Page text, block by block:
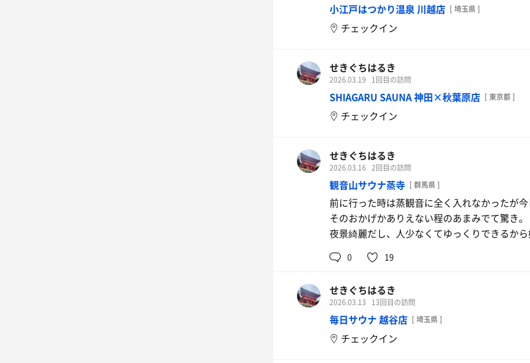
小江戸はつかり温泉 川越店 [ 埼玉県 ]
チェックイン
せきぐちはるき
2026.03.19 1回目の訪問
SHIAGARU SAUNA 神田×秋葉原店 [ 東京都 ]
チェックイン
せきぐちはるき
2026.03.16 2回目の訪問
観音山サウナ蒸寺 [ 群馬県 ]
前に行った時は蒸観音に全く入れなかったが
そのおかげかありえない程のあまみでて驚き。
夜景綺麗だし、人少なくてゆっくりできるか
0 19
せきぐちはるき
2026.03.13 13回目の訪問
毎日サウナ 越谷店 [ 埼玉県 ]
チェックイン